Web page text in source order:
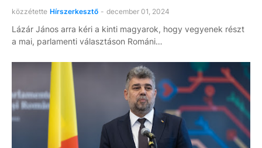
közzétette Hírszerkesztő - december 01, 2024
Lázár János arra kéri a kinti magyarok, hogy vegyenek részt
a mai, parlamenti választáson Románi…